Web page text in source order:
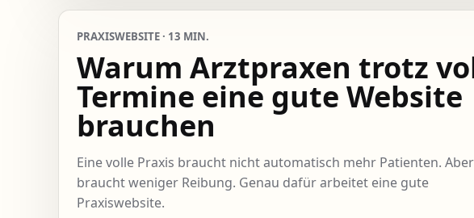
PRAXISWEBSITE · 13 MIN.
Warum Arztpraxen trotz
Termine eine gute Website
brauchen
Eine volle Praxis braucht nicht automatisch mehr Patienten.
braucht weniger Reibung. Genau dafür arbeitet eine gute
Praxiswebsite.